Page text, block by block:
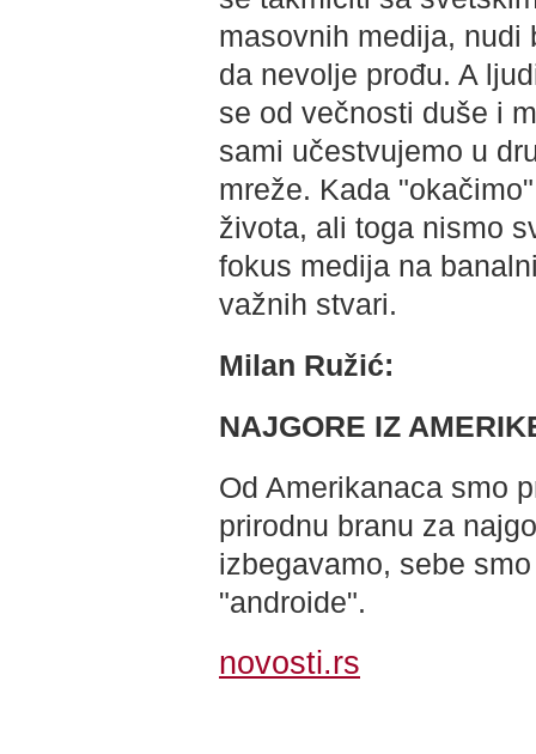
masovnih medija, nudi
da nevolje prođu. A
se od večnosti duše i
sami učestvujemo u
mreže. Kada
života, ali toga nismo
fokus medija na
važnih stvari.
Milan Ružić:
NAJGORE IZ
Od Amerikanaca smo
prirodnu branu za
izbegavamo, sebe
"androide".
novosti.rs